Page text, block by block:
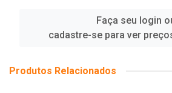
Faça seu login
cadastre-se para ver
Produtos Relacionados